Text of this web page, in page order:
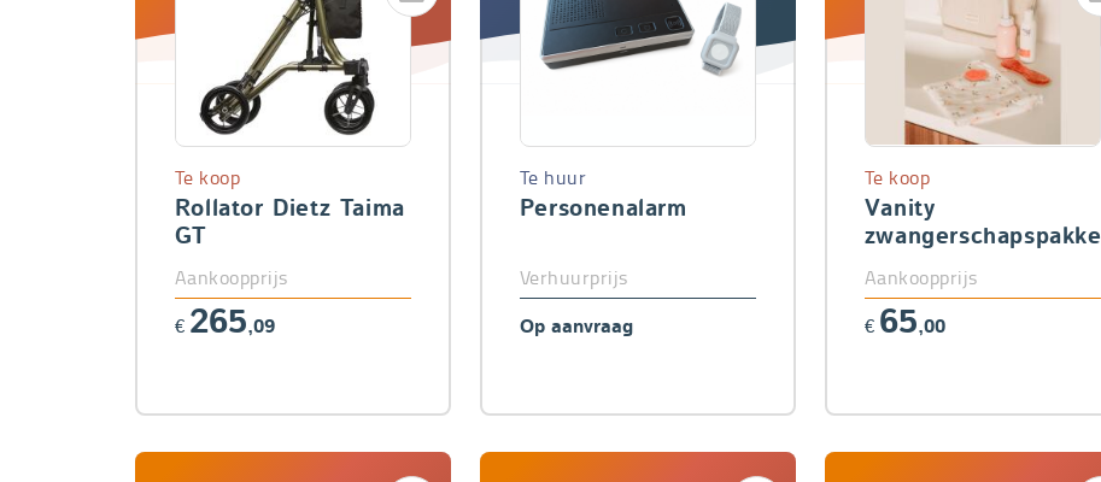
Rollator Dietz Taima
GT
Te koop
Aankoopprijs
€ 265,09
Personenalarm
Te huur
Verhuurprijs
Op aanvraag
Vanity
zwangerschapspakket
Te koop
Aankoopprijs
€ 65,00